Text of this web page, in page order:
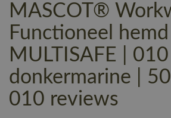
MASCOT®
Functioneel hemd |
MULTISAFE | 010
donkermarine |
010 reviews